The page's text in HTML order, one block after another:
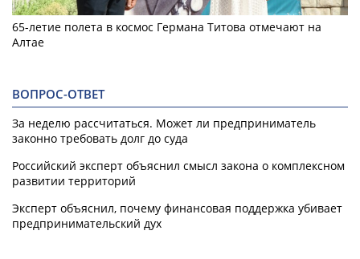
65-летие полета в космос Германа Титова отмечают на
Алтае
ВОПРОС-ОТВЕТ
За неделю рассчитаться. Может ли предприниматель
законно требовать долг до суда
Российский эксперт объяснил смысл закона о комплексном
развитии территорий
Эксперт объяснил, почему финансовая поддержка убивает
предпринимательский дух